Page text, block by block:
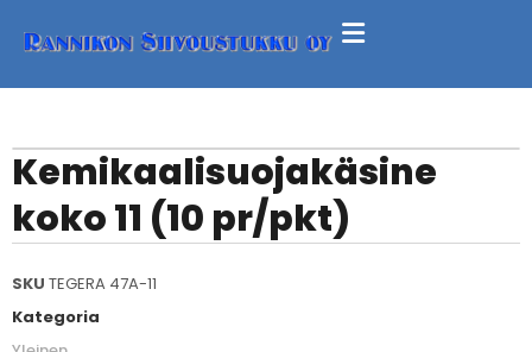
Kemikaalisuojakäsine
koko 11 (10 pr/pkt)
SKU TEGERA 47A-11
Kategoria